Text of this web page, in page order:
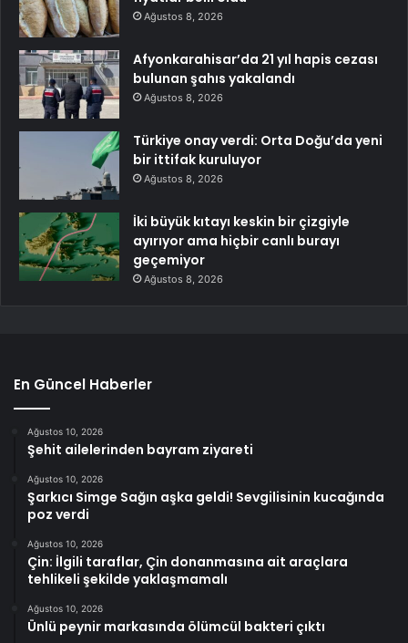
Ağustos 8, 2026
Afyonkarahisar’da 21 yıl hapis cezası
bulunan şahıs yakalandı
Ağustos 8, 2026
Türkiye onay verdi: Orta Doğu’da yeni
bir ittifak kuruluyor
Ağustos 8, 2026
İki büyük kıtayı keskin bir çizgiyle
ayırıyor ama hiçbir canlı burayı
geçemiyor
Ağustos 8, 2026
En Güncel Haberler
Ağustos 10, 2026
Şehit ailelerinden bayram ziyareti
Ağustos 10, 2026
Şarkıcı Simge Sağın aşka geldi! Sevgilisinin kucağında
poz verdi
Ağustos 10, 2026
Çin: İlgili taraflar, Çin donanmasına ait araçlara
tehlikeli şekilde yaklaşmamalı
Ağustos 10, 2026
Ünlü peynir markasında ölümcül bakteri çıktı